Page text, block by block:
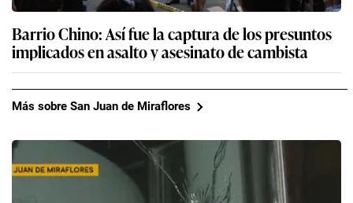
Barrio Chino: Así fue la captura de los presuntos
implicados en asalto y asesinato de cambista
Más sobre San Juan de Miraflores